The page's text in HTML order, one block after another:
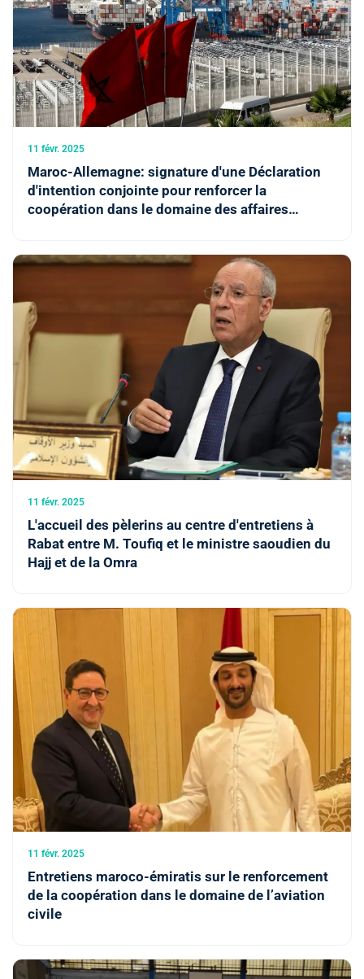
11 févr. 2025
Maroc-Allemagne: signature d'une Déclaration
d'intention conjointe pour renforcer la
coopération dans le domaine des affaires
11 févr. 2025
L'accueil des pèlerins au centre d'entretiens à
Rabat entre M. Toufiq et le ministre saoudien du
Hajj et de la Omra
11 févr. 2025
Entretiens maroco-émiratis sur le renforcement
de la coopération dans le domaine de l’aviation
civile